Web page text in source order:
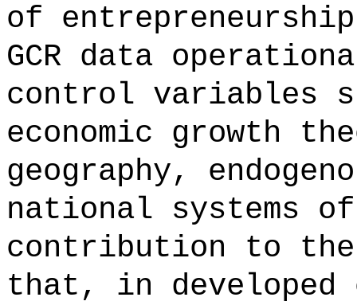
of entrepreneurship
GCR data
control variables
economic growth
geography,
national systems
contribution to
that, in developed